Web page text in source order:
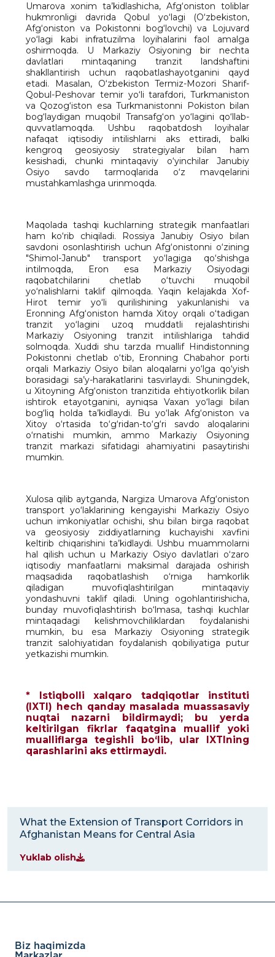
Umarova xonim ta’kidlashicha, Afg‘oniston toliblar
hukmronligi davrida Qobul yo‘lagi (O‘zbekiston,
Afg‘oniston va Pokistonni bog‘lovchi) va Lojuvard
yo‘lagi kabi infratuzilma loyihalarini faol amalga
oshirmoqda. U Markaziy Osiyoning bir nechta
davlatlari mintaqaning tranzit landshaftini
shakllantirish uchun raqobatlashayotganini qayd
etadi. Masalan, O‘zbekiston Termiz-Mozori Sharif-
Qobul-Peshovar temir yo‘li tarafdori, Turkmaniston
va Qozog‘iston esa Turkmanistonni Pokiston bilan
bog‘laydigan muqobil Transafg‘on yo‘lagini qo‘llab-
quvvatlamoqda. Ushbu raqobatdosh loyihalar
nafaqat iqtisodiy intilishlarni aks ettiradi, balki
kengroq geosiyosiy strategiyalar bilan ham
kesishadi, chunki mintaqaviy o‘yinchilar Janubiy
Osiyo savdo tarmoqlarida o‘z mavqelarini
mustahkamlashga urinmoqda.
Maqolada tashqi kuchlarning strategik manfaatlari
ham ko‘rib chiqiladi. Rossiya Janubiy Osiyo bilan
savdoni osonlashtirish uchun Afg‘onistonni o‘zining
"Shimol-Janub" transport yo‘lagiga qo‘shishga
intilmoqda, Eron esa Markaziy Osiyodagi
raqobatchilarini chetlab o‘tuvchi muqobil
yo‘nalishlarni taklif qilmoqda. Yaqin kelajakda Xof-
Hirot temir yo‘li qurilishining yakunlanishi va
Eronning Afg‘oniston hamda Xitoy orqali o‘tadigan
tranzit yo‘lagini uzoq muddatli rejalashtirishi
Markaziy Osiyoning tranzit intilishlariga tahdid
solmoqda. Xuddi shu tarzda muallif Hindistonning
Pokistonni chetlab o‘tib, Eronning Chabahor porti
orqali Markaziy Osiyo bilan aloqalarni yo‘lga qo‘yish
borasidagi sa’y-harakatlarini tasvirlaydi. Shuningdek,
u Xitoyning Afg‘oniston tranzitida ehtiyotkorlik bilan
ishtirok etayotganini, ayniqsa Vaxan yo‘lagi bilan
bog‘liq holda ta’kidlaydi. Bu yo‘lak Afg‘oniston va
Xitoy o‘rtasida to‘g‘ridan-to‘g‘ri savdo aloqalarini
o‘rnatishi mumkin, ammo Markaziy Osiyoning
tranzit markazi sifatidagi ahamiyatini pasaytirishi
mumkin.
Xulosa qilib aytganda, Nargiza Umarova Afg‘oniston
transport yo‘laklarining kengayishi Markaziy Osiyo
uchun imkoniyatlar ochishi, shu bilan birga raqobat
va geosiyosiy ziddiyatlarning kuchayishi xavfini
keltirib chiqarishini ta’kidlaydi. Ushbu muammolarni
hal qilish uchun u Markaziy Osiyo davlatlari o‘zaro
iqtisodiy manfaatlarni maksimal darajada oshirish
maqsadida raqobatlashish o‘rniga hamkorlik
qiladigan muvofiqlashtirilgan mintaqaviy
yondashuvni taklif qiladi. Uning ogohlantirishicha,
bunday muvofiqlashtirish bo‘lmasa, tashqi kuchlar
mintaqadagi kelishmovchiliklardan foydalanishi
mumkin, bu esa Markaziy Osiyoning strategik
tranzit salohiyatidan foydalanish qobiliyatiga putur
yetkazishi mumkin.
* Istiqbolli xalqaro tadqiqotlar instituti
(IXTI) hech qanday masalada muassasaviy
nuqtai nazarni bildirmaydi; bu yerda
keltirilgan fikrlar faqatgina muallif yoki
mualliflarga tegishli bo‘lib, ular IXTIning
qarashlarini aks ettirmaydi.
What the Extension of Transport Corridors in
Afghanistan Means for Central Asia
Yuklab olish
Biz haqimizda